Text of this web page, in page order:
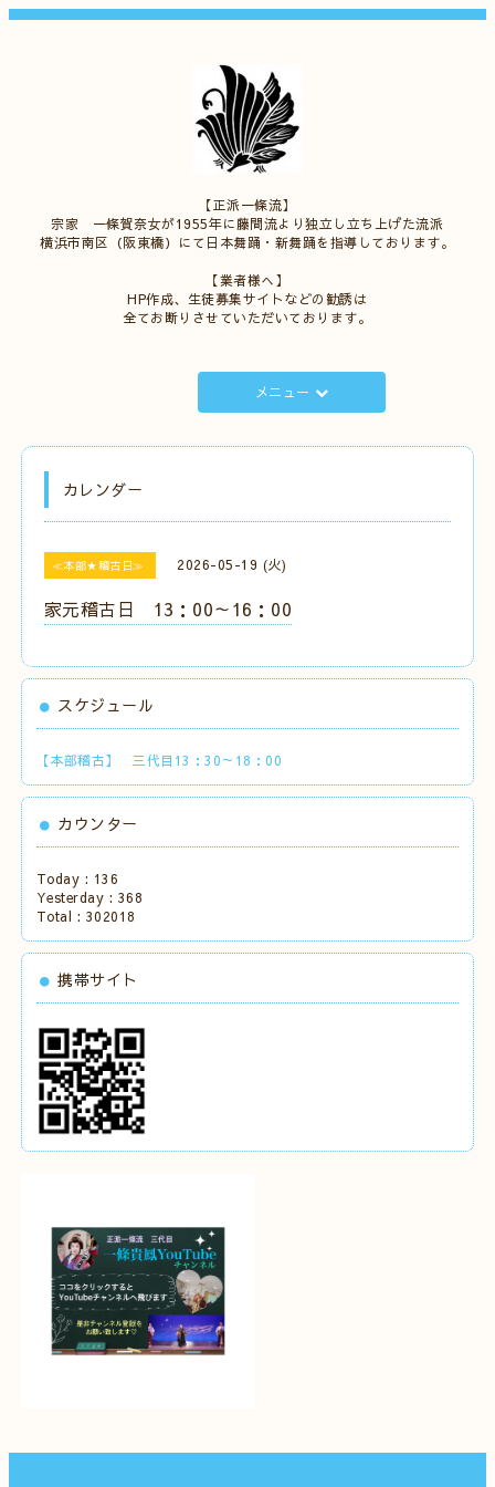
【正派一條流】
宗家 一條賀奈女が1955年に藤間流より独立し立ち上げた流派
横浜市南区（阪東橋）にて日本舞踊・新舞踊を指導しております。
【業者様へ】
HP作成、生徒募集サイトなどの勧誘は
全てお断りさせていただいております。
メニュー
カレンダー
≪本部★稽古日≫ 2026-05-19 (火)
家元稽古日 13：00～16：00
スケジュール
【本部稽古】 三代目13：30～18：00
カウンター
Today : 136
Yesterday : 368
Total : 302018
携帯サイト